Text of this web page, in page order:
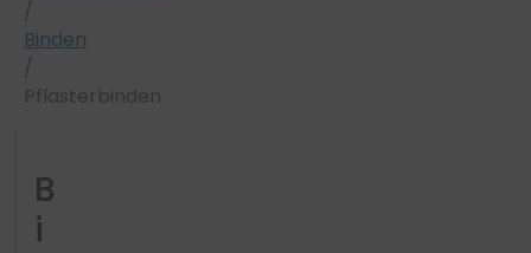
Binden
Pflasterbinden
B
i